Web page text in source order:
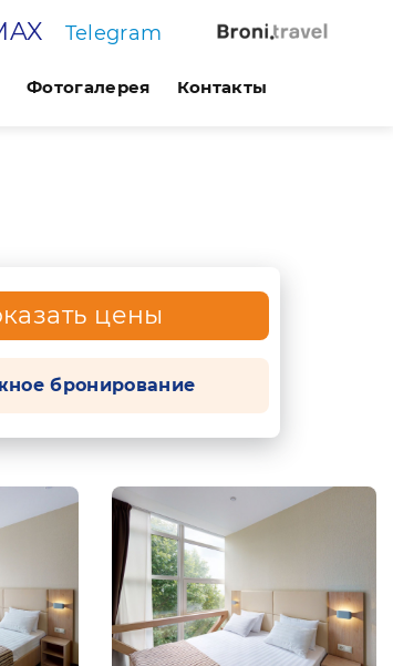
Telegram
Фотогалерея Контакты
цены
бронирование